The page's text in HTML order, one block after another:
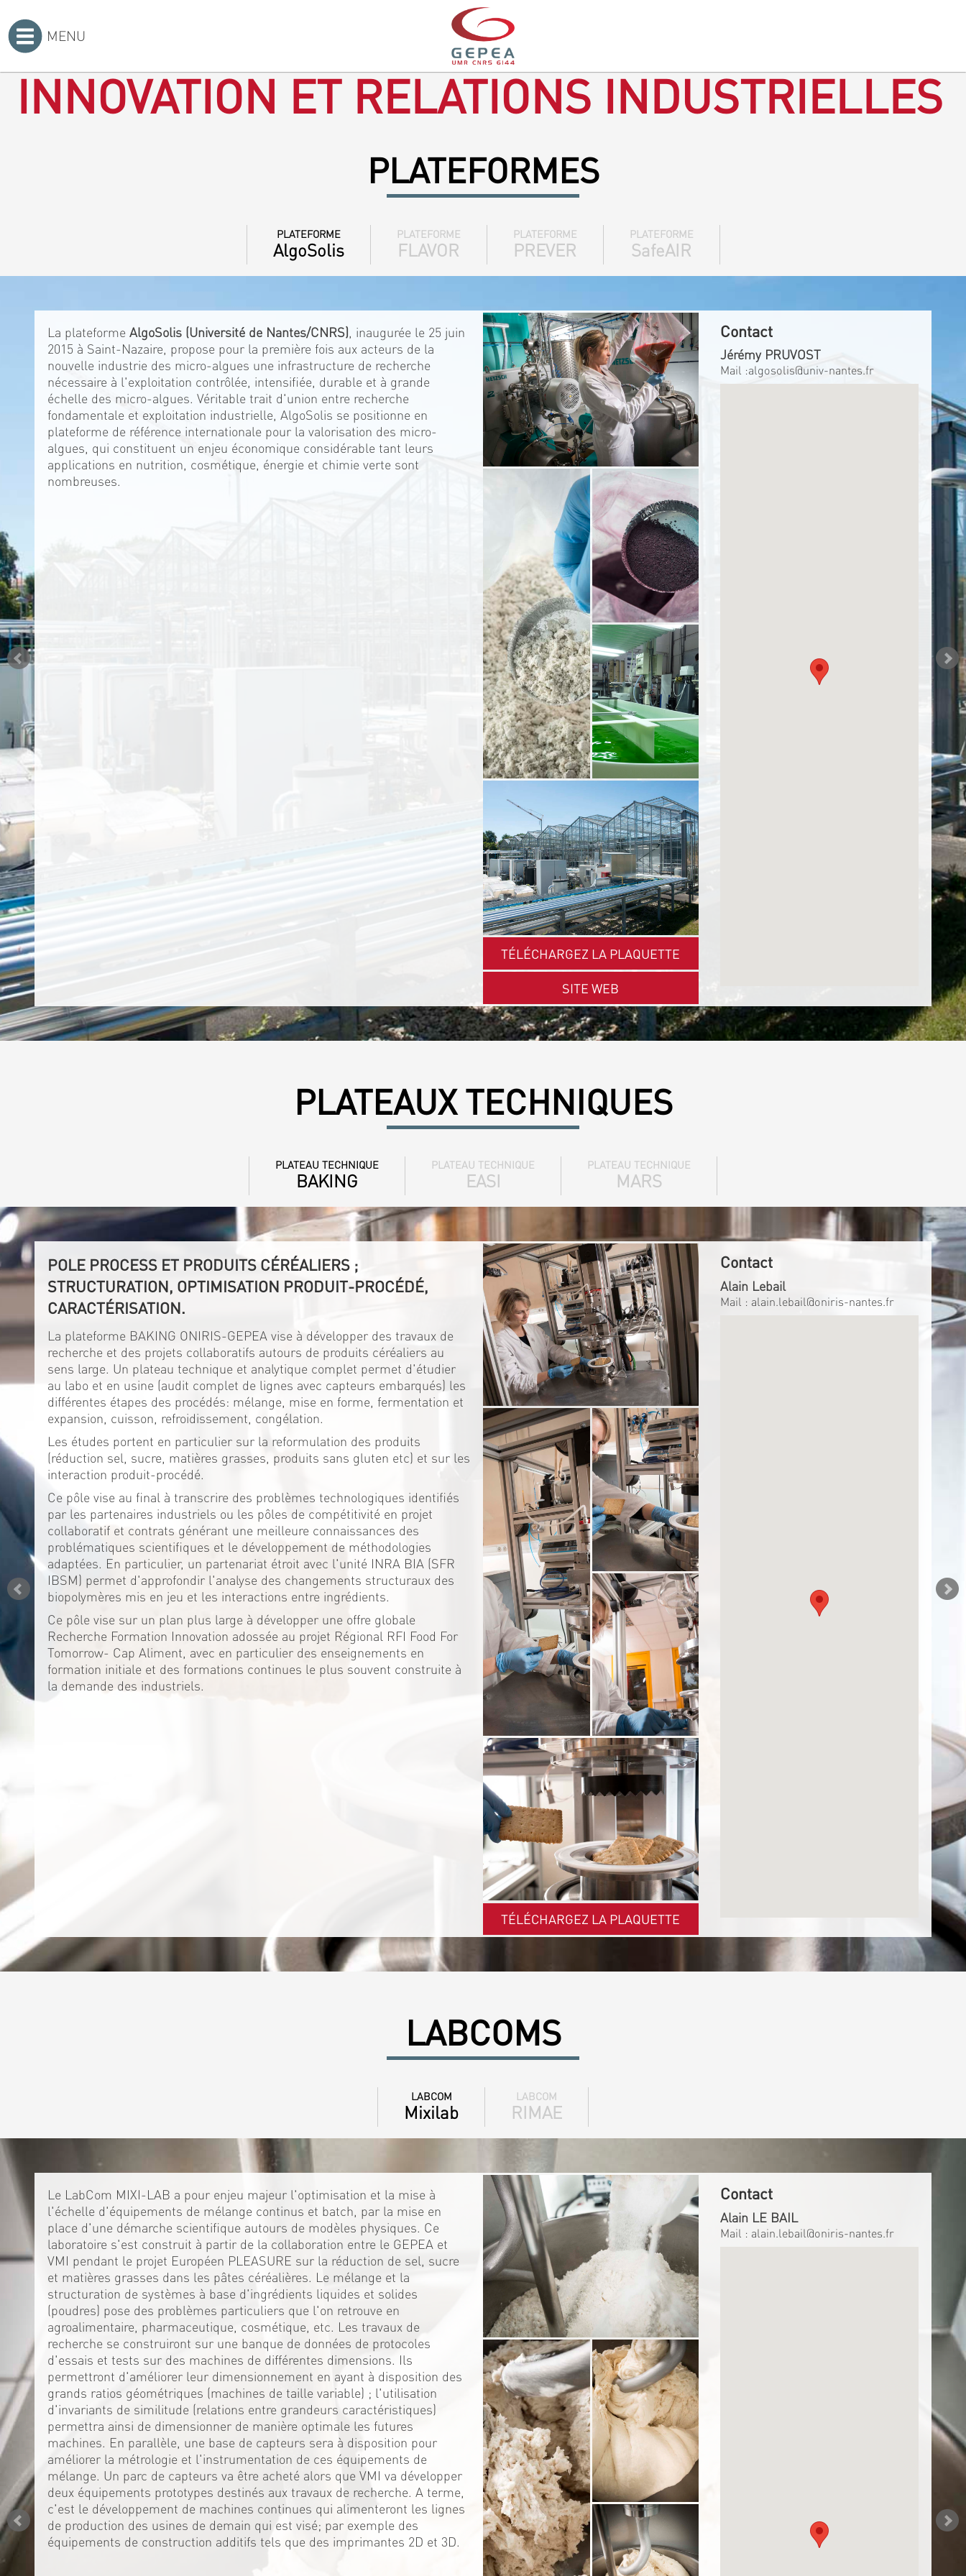
MENU
INNOVATION ET RELATIONS INDUSTRIELLES
PLATEFORMES
PLATEFORME
AlgoSolis
PLATEFORME
FLAVOR
PLATEFORME
PREVER
PLATEFORME
SafeAIR
La plateforme AlgoSolis (Université de Nantes/CNRS) , inaugurée le 25 juin
2015 à Saint-Nazaire, propose pour la première fois aux acteurs de la
nouvelle industrie des micro-algues une infrastructure de recherche
nécessaire à l'exploitation contrôlée, intensifiée, durable et à grande
échelle des micro-algues. Véritable trait d'union entre recherche
fondamentale et exploitation industrielle, AlgoSolis se positionne en
plateforme de référence internationale pour la valorisation des micro-
algues, qui constituent un enjeu économique considérable tant leurs
applications en nutrition, cosmétique, énergie et chimie verte sont
nombreuses.
SITE WEB
TÉLÉCHARGEZ LA PLAQUETTE
Contact
Jérémy PRUVOST
Mail :algosolis@univ-nantes.fr
PLATEAUX TECHNIQUES
PLATEAU TECHNIQUE
BAKING
PLATEAU TECHNIQUE
EASI
PLATEAU TECHNIQUE
MARS
POLE PROCESS ET PRODUITS CÉRÉALIERS ;
STRUCTURATION, OPTIMISATION PRODUIT-PROCÉDÉ,
CARACTÉRISATION.
La plateforme BAKING ONIRIS-GEPEA vise à développer des travaux de
recherche et des projets collaboratifs autours de produits céréaliers au
sens large. Un plateau technique et analytique complet permet d'étudier
au labo et en usine (audit complet de lignes avec capteurs embarqués) les
différentes étapes des procédés: mélange, mise en forme, fermentation et
expansion, cuisson, refroidissement, congélation.
Les études portent en particulier sur la reformulation des produits
(réduction sel, sucre, matières grasses, produits sans gluten etc) et sur les
interaction produit-procédé.
Ce pôle vise au final à transcrire des problèmes technologiques identifiés
par les partenaires industriels ou les pôles de compétitivité en projet
collaboratif et contrats générant une meilleure connaissances des
problématiques scientifiques et le développement de méthodologies
adaptées. En particulier, un partenariat étroit avec l'unité INRA BIA (SFR
IBSM) permet d'approfondir l'analyse des changements structuraux des
biopolymères mis en jeu et les interactions entre ingrédients.
Ce pôle vise sur un plan plus large à développer une offre globale
Recherche Formation Innovation adossée au projet Régional RFI Food For
Tomorrow- Cap Aliment, avec en particulier des enseignements en
formation initiale et des formations continues le plus souvent construite à
la demande des industriels.
TÉLÉCHARGEZ LA PLAQUETTE
Contact
Alain Lebail
Mail : alain.lebail@oniris-nantes.fr
LABCOMS
LABCOM
Mixilab
LABCOM
RIMAE
Le LabCom MIXI-LAB a pour enjeu majeur l'optimisation et la mise à
l'échelle d'équipements de mélange continus et batch, par la mise en
place d'une démarche scientifique autours de modèles physiques. Ce
laboratoire s'est construit à partir de la collaboration entre le GEPEA et
VMI pendant le projet Européen PLEASURE sur la réduction de sel, sucre
et matières grasses dans les pâtes céréalières. Le mélange et la
structuration de systèmes à base d'ingrédients liquides et solides
(poudres) pose des problèmes particuliers que l'on retrouve en
agroalimentaire, pharmaceutique, cosmétique, etc. Les travaux de
recherche se construiront sur une banque de données de protocoles
d'essais et tests sur des machines de différentes dimensions. Ils
permettront d'améliorer leur dimensionnement en ayant à disposition des
grands ratios géométriques (machines de taille variable) ; l'utilisation
d'invariants de similitude (relations entre grandeurs caractéristiques)
permettra ainsi de dimensionner de manière optimale les futures
machines. En parallèle, une base de capteurs sera à disposition pour
améliorer la métrologie et l'instrumentation de ces équipements de
mélange. Un parc de capteurs va être acheté alors que VMI va développer
deux équipements prototypes destinés aux travaux de recherche. A terme,
c'est le développement de machines continues qui alimenteront les lignes
de production des usines de demain qui est visé; par exemple des
équipements de construction additifs tels que des imprimantes 2D et 3D.
Contact
Alain LE BAIL
Mail : alain.lebail@oniris-nantes.fr